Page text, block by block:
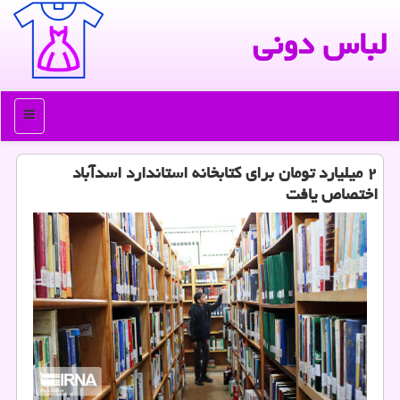
لباس دونی
منو
۲ میلیارد تومان برای كتابخانه استاندارد اسدآباد
اختصاص یافت